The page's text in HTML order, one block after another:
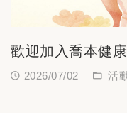
歡迎加入喬本健
2026/07/02 活